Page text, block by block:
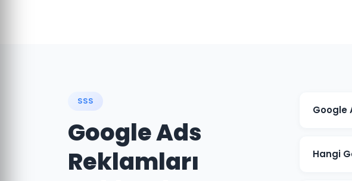
SSS
Google Ads
Reklamları
Google
rekabete
Hangi